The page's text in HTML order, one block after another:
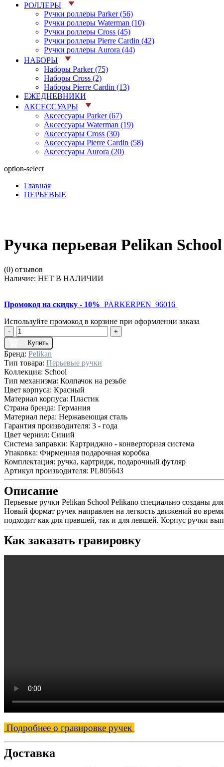
РОЛЛЕРЫ
Ручки роллеры Parker (56)
Ручки роллеры Waterman (10)
Ручки роллеры Cross (45)
Ручки роллеры Pierre Cardin (42)
Ручки роллеры Aurora (44)
НАБОРЫ
Наборы Parker (75)
Наборы Cross (2)
Наборы Pierre Cardin (13)
ЕЖЕДНЕВНИКИ
АКСЕССУАРЫ
Аксессуары Parker (67)
Аксессуары Waterman (19)
Аксессуары Cross (30)
Аксессуары Pierre Cardin (58)
Аксессуары Aurora (20)
option-select
Главная
ПЕРЬЕВЫЕ
Ручка перьевая Pelikan
(0) отзывов
Наличие: НЕТ В НАЛИЧИИ
Промокод на скидку - 10% PARKERPEN_96016
Используйте промокод в корзине при оформлении заказа
-
+
Купить
Бренд: Pelikan
Тип товара: Перьевые ручки
Коллекция: School
Тип механизма: Колпачок на резьбе
Цвет корпуса: Красный
Материал корпуса: Пластик
Страна бренда: Германия
Материал пера: Нержавеющая сталь
Гарантия производителя: 3 - года
Цвет чернил: Синий
Система заправки: Картриджно - конверторная система
Упаковка: Фирменная подарочная коробка
Комплектация: ручка, картридж, подарочный футляр
Артикул производителя: PL805643
Описание
Перьевые ручки Pelikan School Pelikano специально созданы
Новый формат ручек направлен на легкость движений во
подходит как для правшей, так и для левшей. Корпус ручки
Как заказать гравировку
Подробнее о гравировке ручек
Доставка